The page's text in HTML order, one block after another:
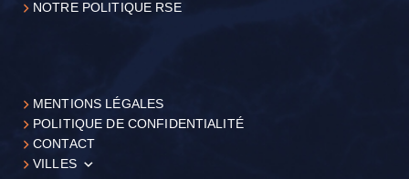
NOTRE POLITIQUE RSE
MENTIONS LÉGALES
POLITIQUE DE CONFIDENTIALITÉ
CONTACT
VILLES